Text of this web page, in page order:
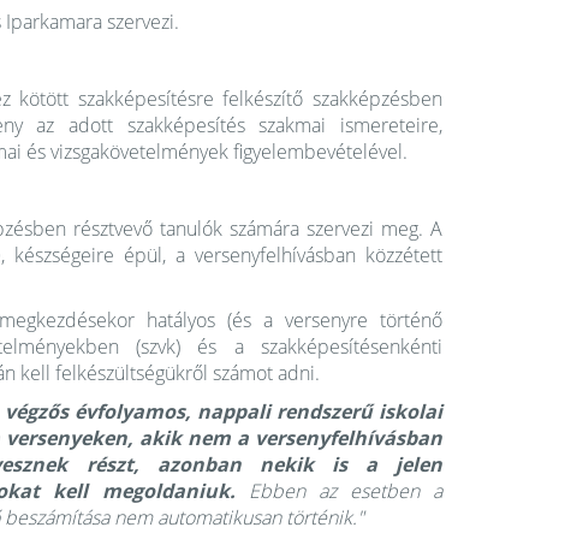
szervezi.
kötött szakképesítésre felkészítő szakképzésben
az adott szakképesítés szakmai ismereteire,
és vizsgakövetelmények figyelembevételével.
résztvevő tanulók számára szervezi meg. A
épül, a versenyfelhívásban közzétett
hatályos (és a versenyre történő
(szvk) és a szakképesítésenkénti
kell felkészültségükről számot adni.
végzős évfolyamos, nappali rendszerű iskolai
akik nem a versenyfelhívásban
részt, azonban nekik is a jelen
kell megoldaniuk. Ebben az esetben a
nem automatikusan történik."